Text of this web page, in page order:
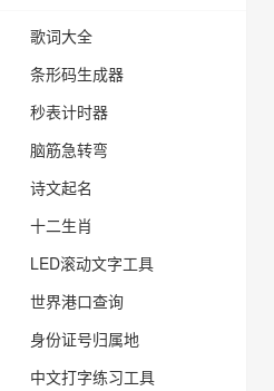
歌词大全
条形码生成器
秒表计时器
脑筋急转弯
诗文起名
十二生肖
LED滚动文字工具
世界港口查询
身份证号归属地
中文打字练习工具